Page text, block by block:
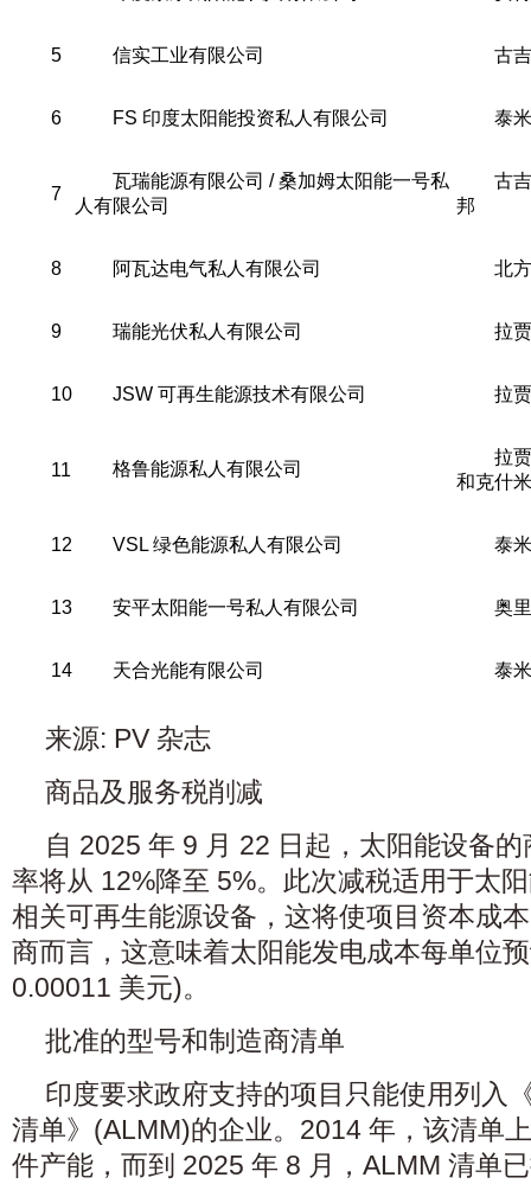
5 信实工业有限公司 古
6 FS 印度太阳能投资私人有限公司 泰
7
瓦瑞能源有限公司 / 桑加姆太阳能一号私
人有限公司
古
邦
8 阿瓦达电气私人有限公司 北
9 瑞能光伏私人有限公司 拉
10 JSW 可再生能源技术有限公司 拉
11 格鲁能源私人有限公司
拉
和克什
12 VSL 绿色能源私人有限公司 泰
13 安平太阳能一号私人有限公司 奥
14 天合光能有限公司 泰
来源: PV 杂志
商品及服务税削减
自 2025 年 9 月 22 日起，太阳能设备
率将从 12%降至 5%。此次减税适用于太
相关可再生能源设备，这将使项目资本成
商而言，这意味着太阳能发电成本每单位
0.00011 美元)。
批准的型号和制造商清单
印度要求政府支持的项目只能使用列入
清单》(ALMM)的企业。2014 年，该清单
件产能，而到 2025 年 8 月，ALMM 清单